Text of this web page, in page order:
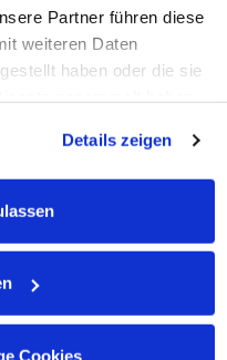
Partner führen diese
weiteren Daten
haben oder die sie
zu Cookies
.
Details zeigen
Cookies
das auf langfristige
Regionale Projekte
Abend wieder zuhause
Tarif
Zur besseren
betrieblichen